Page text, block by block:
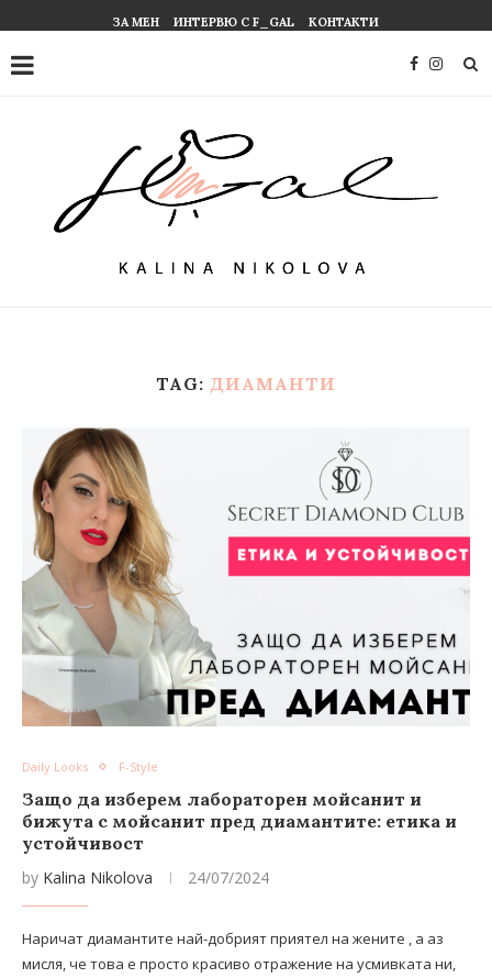
ЗА МЕН ИНТЕРВЮ С F_GAL КОНТАКТИ
TAG: ДИАМАНТИ
Daily Looks F-Style
Защо да изберем лабораторен мойсанит и
бижута с мойсанит пред диамантите: етика и
устойчивост
by Kalina Nikolova 24/07/2024
Наричат диамантите най-добрият приятел на жените , а аз
мисля, че това е просто красиво отражение на усмивката ни,